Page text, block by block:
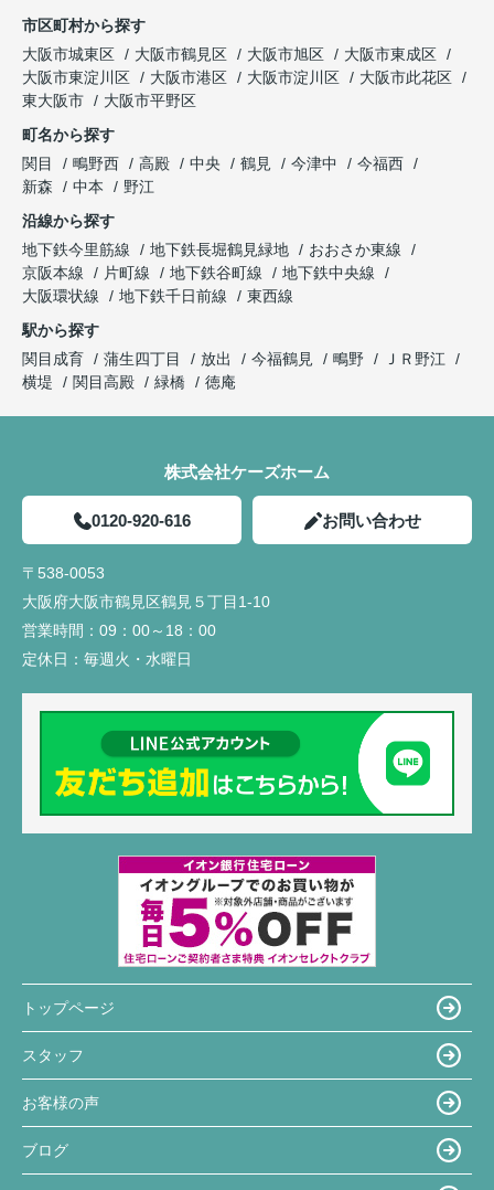
市区町村から探す
大阪市城東区
大阪市鶴見区 大阪市旭区
大阪市東成区
大阪市東淀川区
大阪市港区 大阪市淀川区
大阪市此花区
東大阪市
大阪市平野区
町名から探す
関目
鴫野西 高殿 中央 鶴見 今津中
今福西
新森
中本
野江
沿線から探す
地下鉄今里筋線
地下鉄長堀鶴見緑地
おおさか東線
京阪本線
片町線 地下鉄谷町線
地下鉄中央線
大阪環状線
地下鉄千日前線
東西線
駅から探す
関目成育
蒲生四丁目 放出 今福鶴見 鴫野
ＪＲ野江
横堤
関目高殿 緑橋 徳庵
株式会社ケーズホーム
0120-920-616 お問い合わせ
〒538-0053
大阪府大阪市鶴見区鶴見５丁目1-10
営業時間： 09：00～18：00
定休日： 毎週火・水曜日
トップページ
スタッフ
お客様の声
ブログ